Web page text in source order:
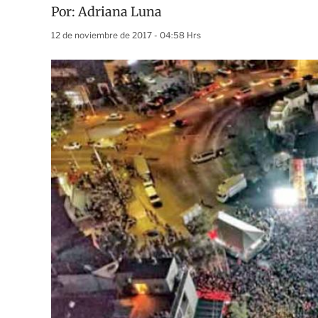
Por:Adriana Luna
12 de noviembre de 2017 - 04:58 Hrs